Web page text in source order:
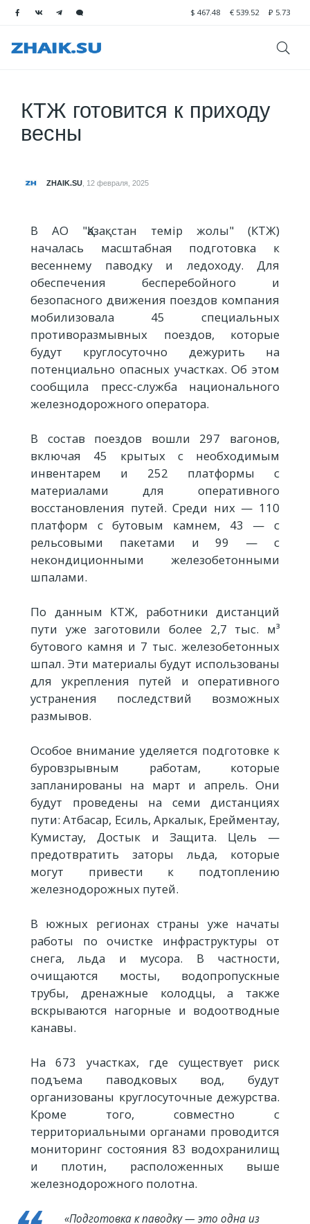
$ 467.48 € 539.52 ₽ 5.73
КТЖ готовится к приходу
весны
ZHAIK.SU 12 февраля, 2025
В АО "Қазақстан темір жолы" (КТЖ)
началась масштабная подготовка к
весеннему паводку и ледоходу. Для
обеспечения бесперебойного и
безопасного движения поездов компания
мобилизовала 45 специальных
противоразмывных поездов, которые
будут круглосуточно дежурить на
потенциально опасных участках. Об этом
сообщила пресс-служба национального
железнодорожного оператора.
В состав поездов вошли 297 вагонов,
включая 45 крытых с необходимым
инвентарем и 252 платформы с
материалами для оперативного
восстановления путей. Среди них — 110
платформ с бутовым камнем, 43 — с
рельсовыми пакетами и 99 — с
некондиционными железобетонными
шпалами.
По данным КТЖ, работники дистанций
пути уже заготовили более 2,7 тыс. м³
бутового камня и 7 тыс. железобетонных
шпал. Эти материалы будут использованы
для укрепления путей и оперативного
устранения последствий возможных
размывов.
Особое внимание уделяется подготовке к
буровзрывным работам, которые
запланированы на март и апрель. Они
будут проведены на семи дистанциях
пути: Атбасар, Есиль, Аркалык, Ерейментау,
Кумистау, Достык и Защита. Цель —
предотвратить заторы льда, которые
могут привести к подтоплению
железнодорожных путей.
В южных регионах страны уже начаты
работы по очистке инфраструктуры от
снега, льда и мусора. В частности,
очищаются мосты, водопропускные
трубы, дренажные колодцы, а также
вскрываются нагорные и водоотводные
канавы.
На 673 участках, где существует риск
подъема паводковых вод, будут
организованы круглосуточные дежурства.
Кроме того, совместно с
территориальными органами проводится
мониторинг состояния 83 водохранилищ
и плотин, расположенных выше
железнодорожного полотна.
«Подготовка к паводку — это одна из